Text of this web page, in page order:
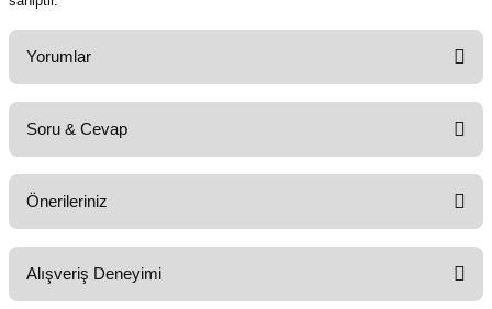
Yorumlar
Soru & Cevap
Önerileriniz
Bu ürünün fiyat bilgisi, resim, ürün açıklamalarında ve diğer konularda
yetersiz gördüğünüz noktaları öneri formunu kullanarak tarafımıza
iletebilirsiniz.
Alışveriş Deneyimi